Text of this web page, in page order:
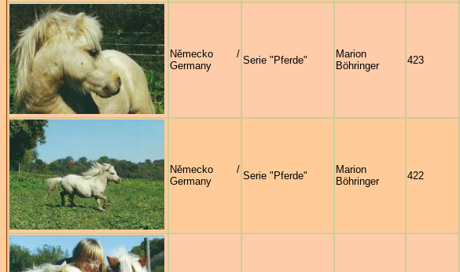
Německo /
Germany
Serie "Pferde"
Marion
Böhringer
423
Německo /
Germany
Serie "Pferde"
Marion
Böhringer
422